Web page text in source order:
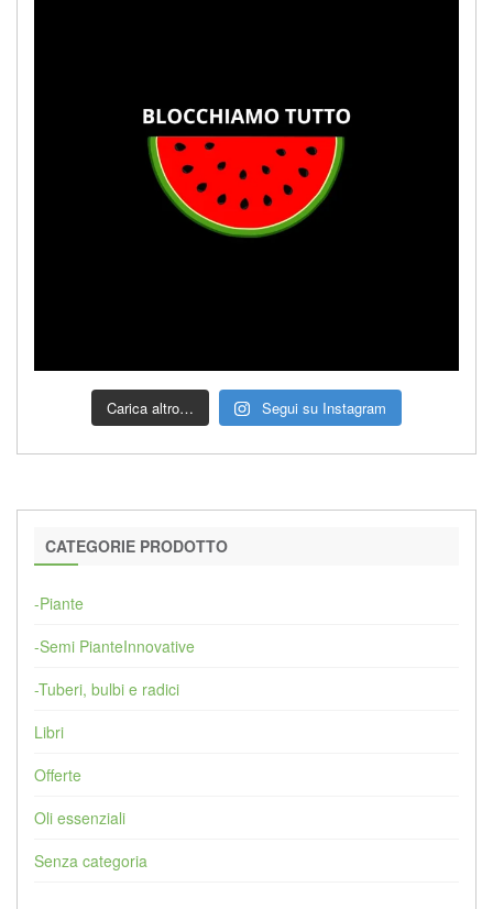
Carica altro… Segui su Instagram
CATEGORIE PRODOTTO
-Piante
-Semi PianteInnovative
-Tuberi, bulbi e radici
Libri
Offerte
Oli essenziali
Senza categoria